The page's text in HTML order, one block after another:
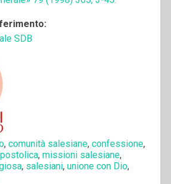
SDB
, comunità salesiane, confessione,
, missioni salesiane,
, salesiani, unione con Dio,